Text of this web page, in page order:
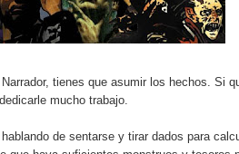
tienes que asumir los hechos. Si
mucho trabajo.
de sentarse y tirar dados para